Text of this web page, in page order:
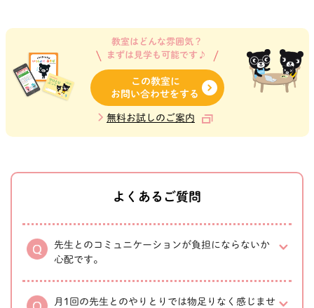
教室はどんな雰囲気？
まずは見学も可能です♪
この教室に
お問い合わせをする
無料お試しのご案内
よくあるご質問
先生とのコミュニケーションが負担にならないか
心配です。
月1回の先生とのやりとりでは物足りなく感じませ